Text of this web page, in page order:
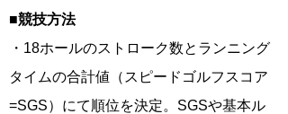
■競技方法
・18ホールのストローク数とランニング
タイムの合計値（スピードゴルフスコア
=SGS）にて順位を決定。SGSや基本ル